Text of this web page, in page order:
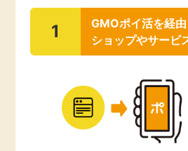
モニター
買取・査定
進学・教育
1
GMOポイ活を経
ショップやサービ